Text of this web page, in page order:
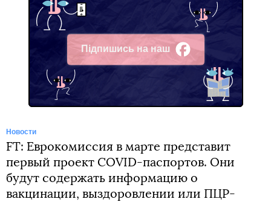
Підпишись на наш
Facebook
Новости
FT: Еврокомиссия в марте представит
первый проект COVID-паспортов. Они
будут содержать информацию о
вакцинации, выздоровлении или ПЦР-